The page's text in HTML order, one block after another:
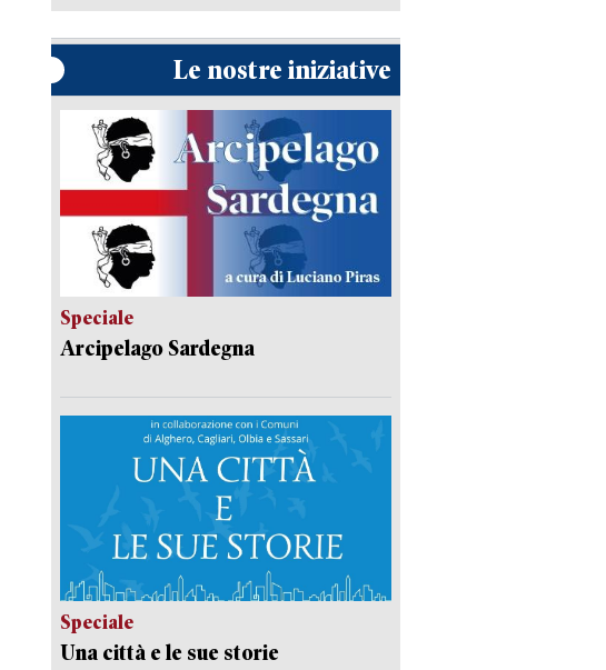
Le nostre iniziative
Speciale
Arcipelago Sardegna
Speciale
Una città e le sue storie